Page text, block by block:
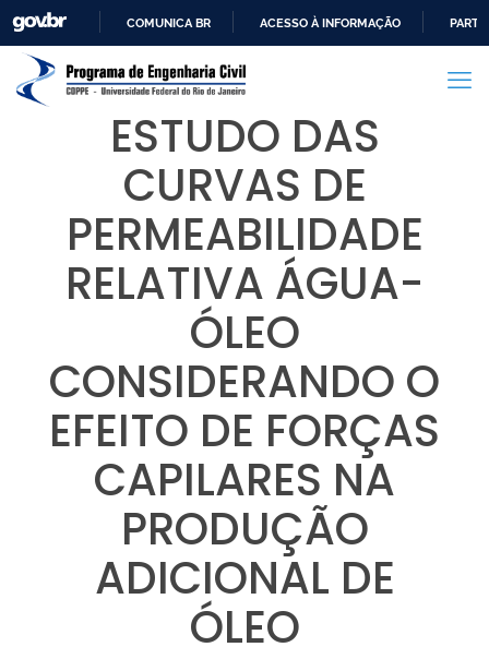
PARA
CONTEÚDO
COMUNICA BR ACESSO À INFORMAÇÃO
ESTUDO DAS
CURVAS DE
PERMEABILIDADE
RELATIVA ÁGUA-
ÓLEO
CONSIDERANDO O
EFEITO DE FORÇAS
CAPILARES NA
PRODUÇÃO
ADICIONAL DE
ÓLEO